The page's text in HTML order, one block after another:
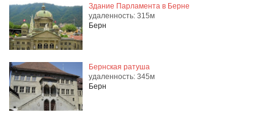
Здание Парламента в Берне
удаленность: 315м
Берн
Бернская ратуша
удаленность: 345м
Берн